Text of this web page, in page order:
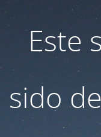
Este
sido